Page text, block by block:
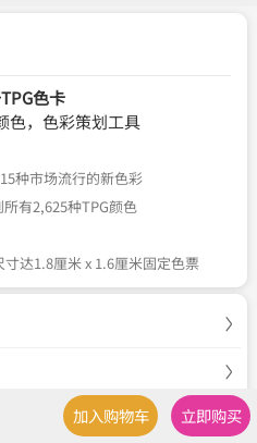
色卡
色，色彩策划工具
种市场流行的新色彩
有2,625种TPG颜色
达1.8厘米 x 1.6厘米固定色票
七天退换
加入购物车 立即购买